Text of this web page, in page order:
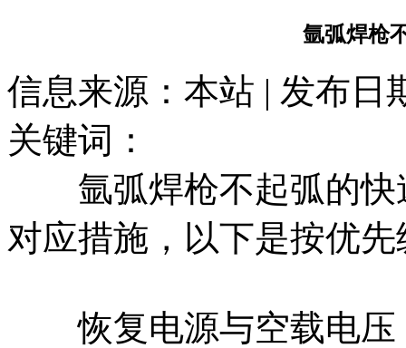
氩弧焊枪
信息来源：本站 | 发布日
关键词：
氩弧焊枪不起弧的快
对应措施‌，以下是按优
恢复电源与空载电压‌